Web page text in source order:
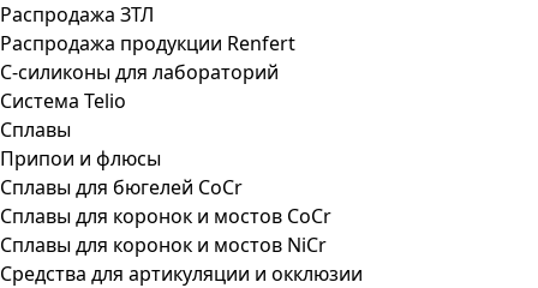
Распродажа ЗТЛ
Распродажа продукции Renfert
С-силиконы для лабораторий
Система Telio
Сплавы
Припои и флюсы
Сплавы для бюгелей CoCr
Сплавы для коронок и мостов CoCr
Сплавы для коронок и мостов NiCr
Средства для артикуляции и окклюзии